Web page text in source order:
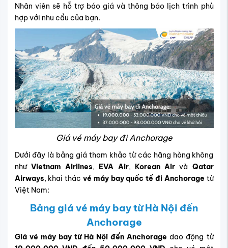
Nhân viên sẽ hỗ trợ báo giá và thông báo lịch trình phù
hợp với nhu cầu của bạn.
Giá vé máy bay đi Anchorage
Dưới đây là bảng giá tham khảo từ các hãng hàng không
như Vietnam Airlines, EVA Air, Korean Air và Qatar
Airways, khai thác vé máy bay quốc tế đi Anchorage từ
Việt Nam:
Bảng giá vé máy bay từ Hà Nội đến
Anchorage
Giá vé máy bay từ Hà Nội đến Anchorage dao động từ